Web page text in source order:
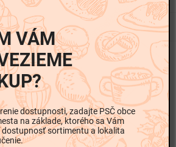
parametre
VÁM
dostupnosti, zadajte PSČ obce
na základe, ktorého sa Vám
dostupnosť sortimentu a lokalita